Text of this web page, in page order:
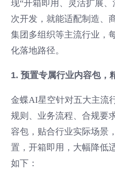
现“开箱即用、灵活扩展
次开发，就能适配制造、
集团多组织等主流行业，
化落地路径。
1. 预置专属行业内容包，
金蝶AI星空针对五大主流
规则、业务流程、合规要
容包，贴合行业实际场景
置，开箱即用，大幅降低
如下：